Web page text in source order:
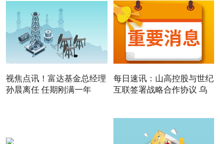
视焦点讯！富达基金总经理
孙晨离任 任期刚满一年
每日速讯：山高控股与世纪
互联签署战略合作协议 乌